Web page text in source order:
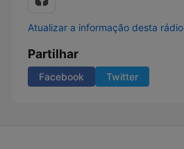
Atualizar a informação desta rádio
Partilhar
Facebook Twitter